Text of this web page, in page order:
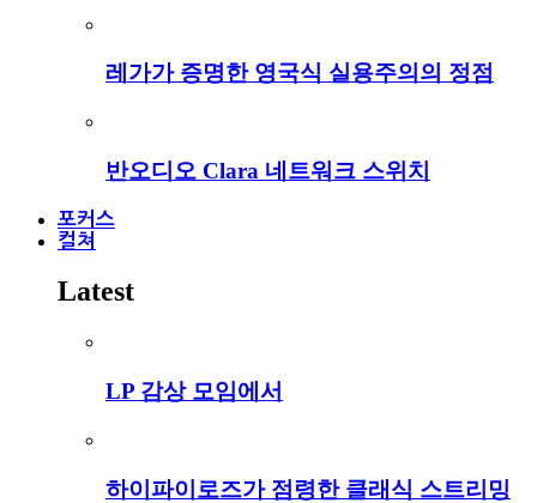
레가가 증명한 영국식 실용주의의 정점
반오디오 Clara 네트워크 스위치
포커스
컬쳐
Latest
LP 감상 모임에서
하이파이로즈가 점령한 클래식 스트리밍